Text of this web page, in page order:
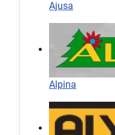
Ajusa
Alpina